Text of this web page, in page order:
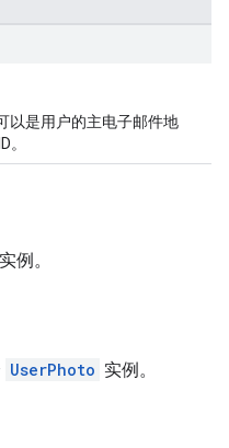
以是用户的主电子邮件地
。
实例。
UserPhoto 实例。